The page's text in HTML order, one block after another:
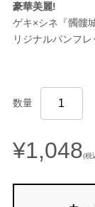
豪華美麗!
ゲキ×シネ『髑髏
リジナルパンフレ
数量
¥1,048(税